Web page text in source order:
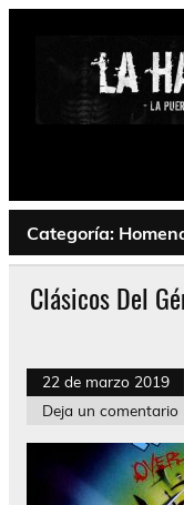
Saltar
Psychedelic,
Categoría:
Clásicos Del
22 de marzo 2019
Deja un comentario